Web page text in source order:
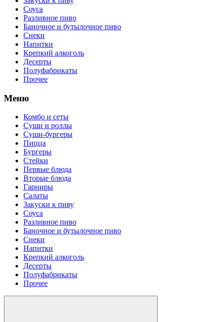
Соуса
Разливное пиво
Баночное и бутылочное пиво
Снеки
Напитки
Крепкий алкоголь
Десерты
Полуфабрикаты
Прочее
Меню
Комбо и сеты
Суши и роллы
Суши-бургеры
Пицца
Бургеры
Стейки
Первые блюда
Вторые блюда
Гарниры
Салаты
Закуски к пиву
Соуса
Разливное пиво
Баночное и бутылочное пиво
Снеки
Напитки
Крепкий алкоголь
Десерты
Полуфабрикаты
Прочее